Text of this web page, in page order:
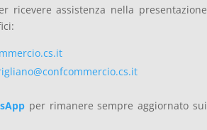
ricevere assistenza nella presentazione
per rimanere sempre aggiornato sui